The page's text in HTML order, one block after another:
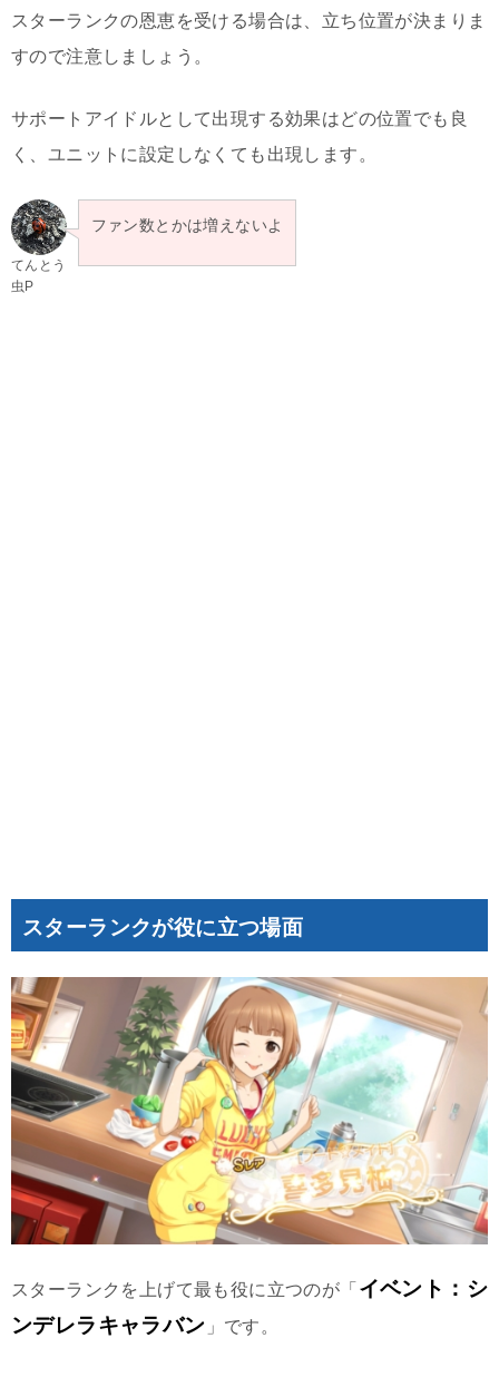
スターランクの恩恵を受ける場合は、立ち位置が決まりま
すので注意しましょう。
サポートアイドルとして出現する効果はどの位置でも良
く、ユニットに設定しなくても出現します。
てんとう
虫P
ファン数とかは増えないよ
スターランクが役に立つ場面
スターランクを上げて最も役に立つのが「 イベント：シ
ンデレラキャラバン 」です。